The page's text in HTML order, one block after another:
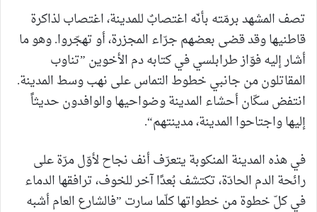
تصف المشهد برمّته بأنّه اغتصابٌ للمدينة، اغتصاب لذاكرة
قاطنيها وقد قضى بعضهم جرّاء المجزرة، أو تهجّروا. وهو ما
أشار إليه فوّاز طرابلسي في كتابه دم الأخوين ”تناوب
المقاتلون من جانبي خطوط التماس على نهب وسط المدينة.
انتفض سكّان أحشاء المدينة وضواحيها والوافدون حديثاً
إليها واجتاحوا المدينة، مدينتهم“.
في هذه المدينة المنكوبة يتعرّف أنف نجاح لأوّل مرّة على
رائحة الدم الحادّة، تكتشف بُعدًا آخر للخوف، ترافقها الدماء
في كلّ خطوة من خطواتها كلّما سارت ”فالشارع العام أشبه